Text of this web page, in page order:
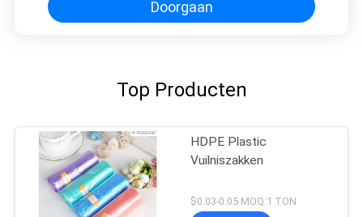
Doorgaan
Top Producten
HDPE Plastic
Vuilniszakken
$0.03-0.05 MOQ:1 TON